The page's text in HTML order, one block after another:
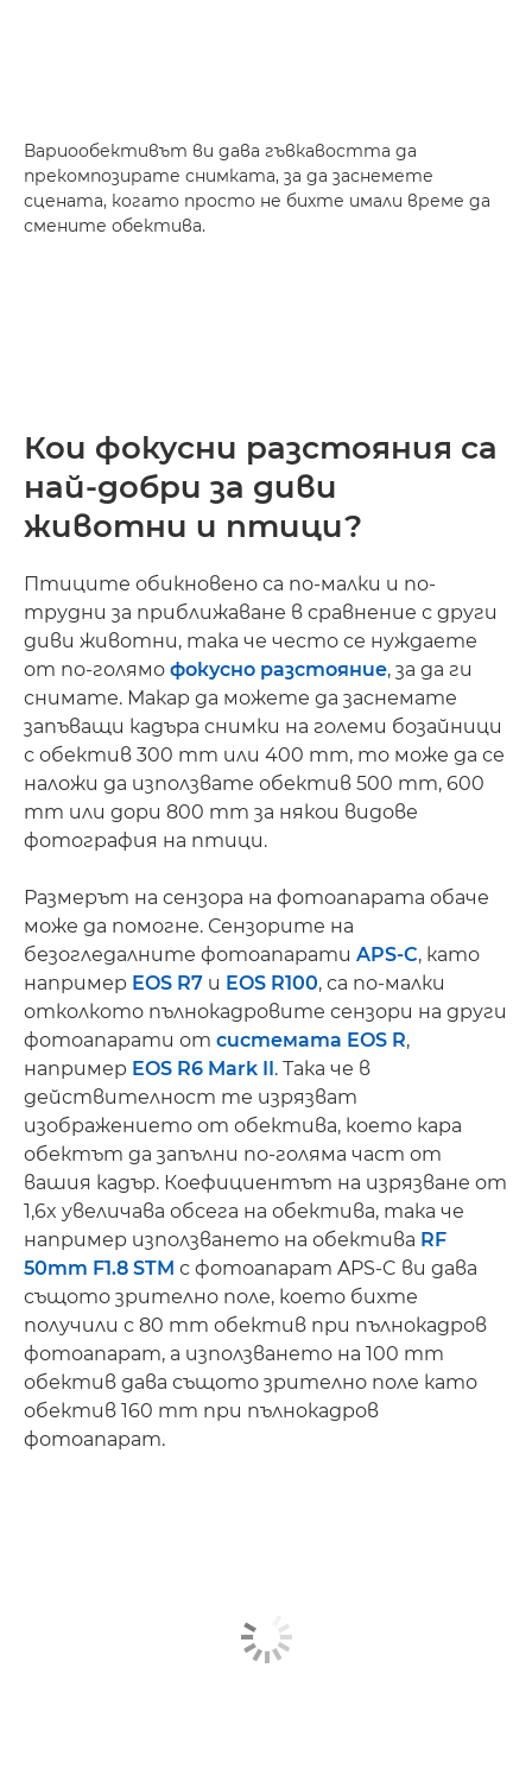
Вариообективът ви дава гъвкавостта да
прекомпозирате снимката, за да заснемете
сцената, когато просто не бихте имали време да
смените обектива.
Кои фокусни разстояния са
най-добри за диви
животни и птици?
Птиците обикновено са по-малки и по-
трудни за приближаване в сравнение с други
диви животни, така че често се нуждаете
от по-голямо фокусно разстояние, за да ги
снимате. Макар да можете да заснемате
запъващи кадъра снимки на големи бозайници
с обектив 300 mm или 400 mm, то може да се
наложи да използвате обектив 500 mm, 600
mm или дори 800 mm за някои видове
фотография на птици.
Размерът на сензора на фотоапарата обаче
може да помогне. Сензорите на
безогледалните фотоапарати APS-C, като
например EOS R7 и EOS R100, са по-малки
отколкото пълнокадровите сензори на други
фотоапарати от системата EOS R,
например EOS R6 Mark II. Така че в
действителност те изрязват
изображението от обектива, което кара
обектът да запълни по-голяма част от
вашия кадър. Коефициентът на изрязване от
1,6x увеличава обсега на обектива, така че
например използването на обектива RF
50mm F1.8 STM с фотоапарат APS-C ви дава
същото зрително поле, което бихте
получили с 80 mm обектив при пълнокадров
фотоапарат, а използването на 100 mm
обектив дава същото зрително поле като
обектив 160 mm при пълнокадров
фотоапарат.